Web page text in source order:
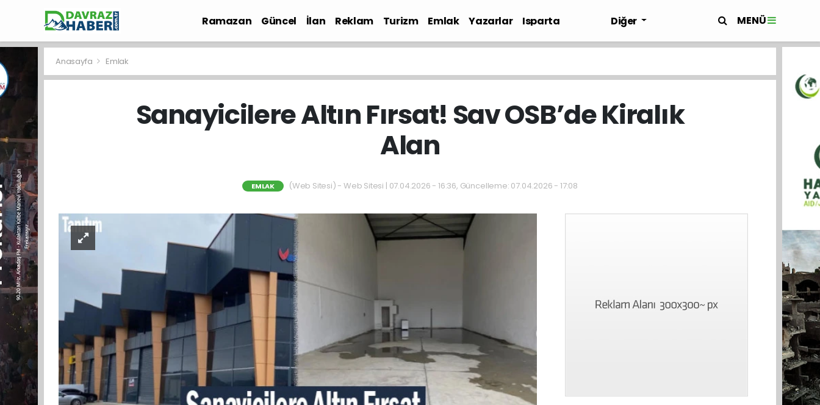
Ramazan Güncel İlan Reklam Turizm Emlak Yazarlar
Isparta
Diğer MENÜ
Anasayfa Emlak
Sanayicilere Altın Fırsat! Sav OSB’de Kiralık
Alan
EMLAK (Web Sitesi) - Web Sitesi | 07.04.2026 - 16:36, Güncelleme: 07.04.2026 - 17:08